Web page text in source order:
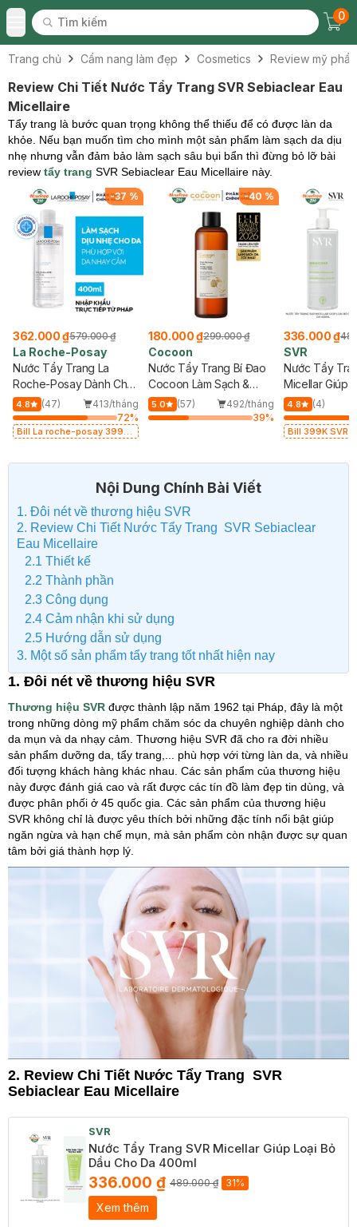
Toggle Menu
Tìm kiếm
Tìm kiếm
0
Trang chủ Cẩm nang làm đẹp Cosmetics Review mỹ
Review Chi Tiết Nước Tẩy Trang SVR Sebiaclear Eau
Micellaire
Tẩy trang là bước quan trọng không thể thiếu để có được làn da
khỏe. Nếu bạn muốn tìm cho mình một sản phẩm làm sạch da dịu
nhẹ nhưng vẫn đảm bảo làm sạch sâu bụi bẩn thì đừng bỏ lỡ bài
review tẩy trang SVR Sebiaclear Eau Micellaire này.
-37 %
362.000 ₫579.000 ₫
La Roche-Posay
Nước Tẩy Trang La
Roche-Posay Dành Cho
Da Nhạy Cảm 400ml
4.8 (47)
413/tháng
72%
Bill La roche-posay 399K
-40 %
180.000 ₫299.000 ₫
Cocoon
Nước Tẩy Trang Bí Đao
Cocoon Làm Sạch &
Giảm Dầu 500ml
5.0 (57)
492/tháng
39%
336.000 ₫
SVR
Nước Tẩy
Micellar Giúp
Dầu Cho Da
4.8 (4)
Bill 399K SVR
Nội Dung Chính Bài Viết
1. Đôi nét về thương hiệu SVR
2. Review Chi Tiết Nước Tẩy Trang SVR Sebiaclear
Eau Micellaire
2.1 Thiết kế
2.2 Thành phần
2.3 Công dụng
2.4 Cảm nhận khi sử dụng
2.5 Hướng dẫn sử dụng
3. Một số sản phẩm tẩy trang tốt nhất hiện nay
1. Đôi nét về thương hiệu SVR
Thương hiệu SVR được thành lập năm 1962 tại Pháp, đây là một
trong những dòng mỹ phẩm chăm sóc da chuyên nghiệp dành cho
da mụn và da nhạy cảm. Thương hiệu SVR đã cho ra đời nhiều
sản phẩm dưỡng da, tẩy trang,... phù hợp với từng làn da, và nhiều
đối tượng khách hàng khác nhau. Các sản phẩm của thương hiệu
này được đánh giá cao và rất được các tín đồ làm đẹp tin dùng, và
được phân phối ở 45 quốc gia. Các sản phẩm của thương hiệu
SVR không chỉ là được yêu thích bởi những đặc tính nổi bật giúp
ngăn ngừa và hạn chế mụn, mà sản phẩm còn nhận được sự quan
tâm bởi giá thành hợp lý.
2. Review Chi Tiết Nước Tẩy Trang SVR
Sebiaclear Eau Micellaire
SVR
Nước Tẩy Trang SVR Micellar Giúp Loại Bỏ
Dầu Cho Da 400ml
336.000 ₫ 489.000 ₫ 31%
Xem thêm